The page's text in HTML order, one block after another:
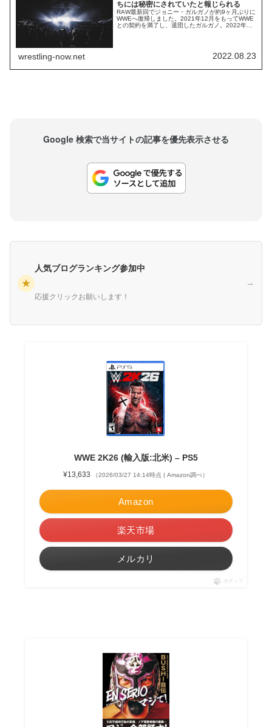
ちには秘密にされていたと報じられる
RAW最新回でジョニー・ガルガノが約9ヶ月ぶりに
WWEへ復帰しました。2021年12月をもってWWE
との契約を満了し、退団したガルガノ。2022年2
は古巣でした。「AEWに行くだろう」と誰もが思
っていたはずですが、やはりHHHが...
wrestling-now.net 2022.08.23
Google 検索で当サイトの記事を優先表示させる
★
人気ブログランキング参加中
応援クリックお願いします！
→
WWE 2K26 (輸入版:北米) – PS5
¥13,633 （2026/03/27 14:14時点 | Amazon調べ）
Amazon
楽天市場
メルカリ
ポチップ